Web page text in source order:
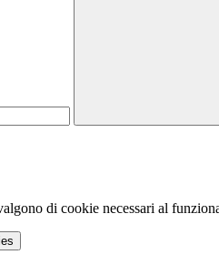
di cookie necessari al